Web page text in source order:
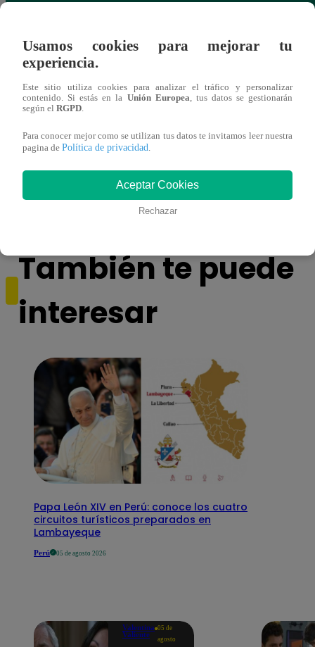
También te puede
interesar
Papa León XIV en Perú: conoce los cuatro
circuitos turísticos preparados en
Lambayeque
Perú 05 de agosto 2026
Valentina
Valiente
05 de
agosto
Usamos cookies para mejorar tu
experiencia.
Este sitio utiliza cookies para analizar el tráfico y personalizar
contenido. Si estás en la Unión Europea , tus datos se gestionarán
según el RGPD
Para conocer mejor como se utilizan tus datos te invitamos leer nuestra
pagina de Política de privacidad
Aceptar Cookies
Rechazar